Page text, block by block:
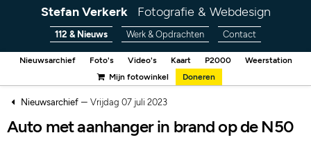
Stefan Verkerk Fotografie & Webdesign
112 & Nieuws Werk & Opdrachten Contact
Nieuwsarchief Foto's Video's Kaart P2000
Weerstation
Mijn fotowinkel
Doneren
Nieuwsarchief– Vrijdag 07 juli 2023
Auto met aanhanger in brand op de N50